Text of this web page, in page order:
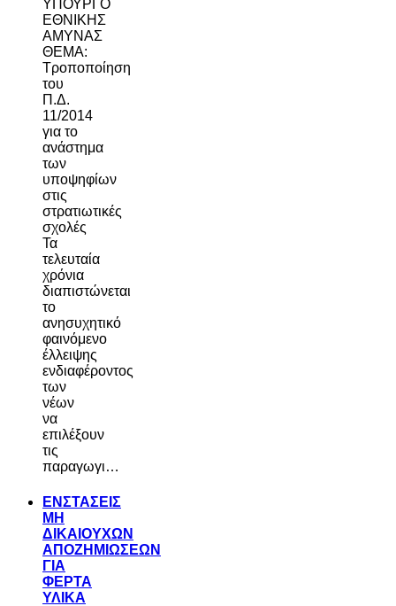
ΥΠΟΥΡΓΟ
ΕΘΝΙΚΗΣ
ΑΜΥΝΑΣ
ΘΕΜΑ:
Τροποποίηση
του
Π.Δ.
11/2014
για το
ανάστημα
των
υποψηφίων
στις
στρατιωτικές
σχολές
Τα
τελευταία
χρόνια
διαπιστώνεται
το
ανησυχητικό
φαινόμενο
έλλειψης
ενδιαφέροντος
των
νέων
να
επιλέξουν
τις
παραγωγι…
ΕΝΣΤΑΣΕΙΣ
ΜΗ
ΔΙΚΑΙΟΥΧΩΝ
ΑΠΟΖΗΜΙΩΣΕΩΝ
ΓΙΑ
ΦΕΡΤΑ
ΥΛΙΚΑ